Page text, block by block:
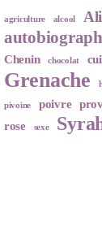
agriculture alcool
Chenin
chocolat
Grenache
pivoine poivre
rose
sexe